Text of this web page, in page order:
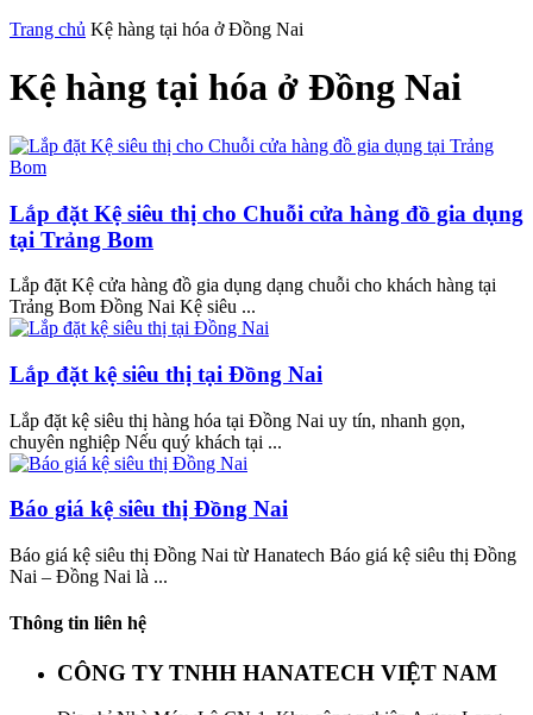
Trang chủ Kệ hàng tại hóa ở Đồng Nai
Kệ hàng tại hóa ở Đồng Nai
Lắp đặt Kệ siêu thị cho Chuỗi cửa hàng đồ gia dụng
tại Trảng Bom
Lắp đặt Kệ cửa hàng đồ gia dụng dạng chuỗi cho khách hàng tại
Trảng Bom Đồng Nai Kệ siêu ...
Lắp đặt kệ siêu thị tại Đồng Nai
Lắp đặt kệ siêu thị hàng hóa tại Đồng Nai uy tín, nhanh gọn,
chuyên nghiệp Nếu quý khách tại ...
Báo giá kệ siêu thị Đồng Nai
Báo giá kệ siêu thị Đồng Nai từ Hanatech Báo giá kệ siêu thị Đồng
Nai – Đồng Nai là ...
Thông tin liên hệ
CÔNG TY TNHH HANATECH VIỆT NAM